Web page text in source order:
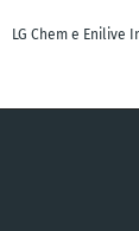
LG Chem e Enilive